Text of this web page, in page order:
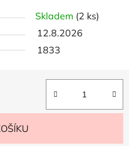
Skladem (2 ks)
12.8.2026
1833